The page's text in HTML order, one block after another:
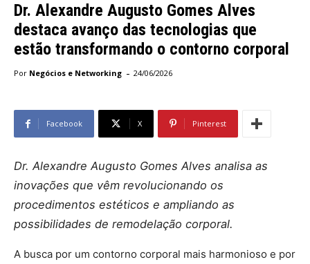
Dr. Alexandre Augusto Gomes Alves
destaca avanço das tecnologias que
estão transformando o contorno corporal
Por Negócios e Networking - 24/06/2026
Facebook X Pinterest
Dr. Alexandre Augusto Gomes Alves analisa as
inovações que vêm revolucionando os
procedimentos estéticos e ampliando as
possibilidades de remodelação corporal.
A busca por um contorno corporal mais harmonioso e por